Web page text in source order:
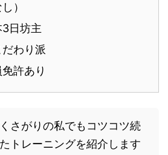
）
日坊主
わり派
許あり
さがりの私でもコツコツ続
トレーニングを紹介します